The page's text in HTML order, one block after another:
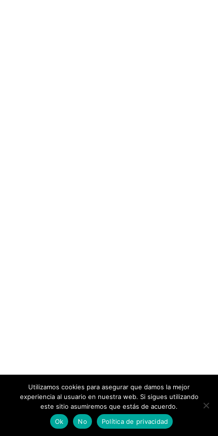
Utilizamos cookies para asegurar que damos la mejor
experiencia al usuario en nuestra web. Si sigues utilizando
este sitio asumiremos que estás de acuerdo.
Ok
No Política de privacidad